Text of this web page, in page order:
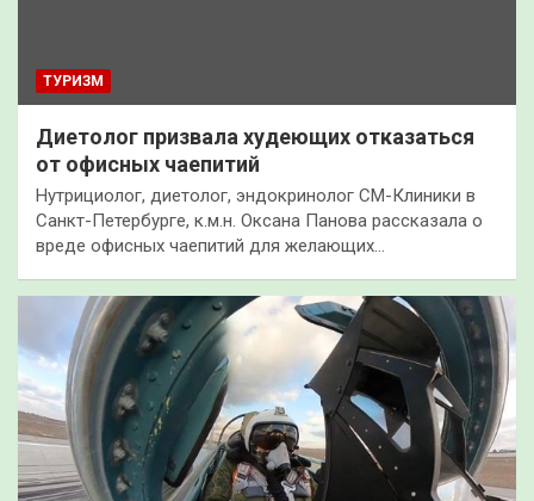
ТУРИЗМ
Диетолог призвала худеющих отказаться
от офисных чаепитий
Нутрициолог, диетолог, эндокринолог СМ-Клиники в
Санкт-Петербурге, к.м.н. Оксана Панова рассказала о
вреде офисных чаепитий для желающих…